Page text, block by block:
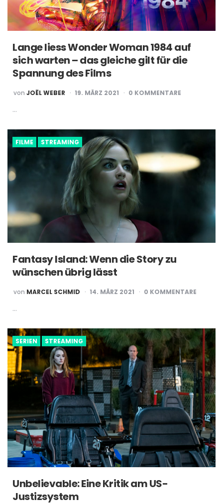
Lange liess Wonder Woman 1984 auf
sich warten – das gleiche gilt für die
Spannung des Films
POSTED
BY
von JOËL WEBER 19. MÄRZ 2021 0 KOMMENTARE
…
FILME STREAMING
Fantasy Island: Wenn die Story zu
wünschen übrig lässt
POSTED
BY
von MARCEL SCHMID 14. MÄRZ 2021 0 KOMMENTARE
…
SERIEN STREAMING
Unbelievable: Eine Kritik am US-
Justizsystem